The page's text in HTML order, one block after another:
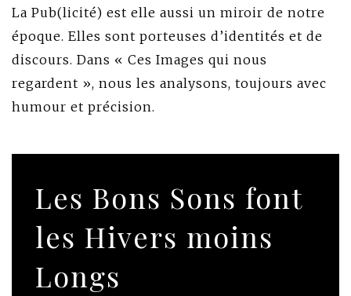
La Pub(licité) est elle aussi un miroir de notre
époque. Elles sont porteuses d’identités et de
discours. Dans « Ces Images qui nous
regardent », nous les analysons, toujours avec
humour et précision.
Les Bons Sons font
les Hivers moins
Longs